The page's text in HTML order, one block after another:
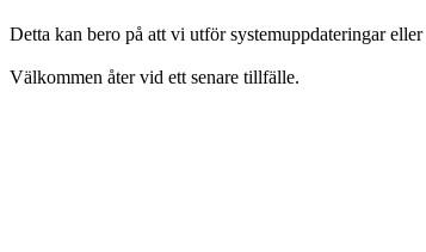
Detta kan bero på att vi utför systemuppdateringar
Välkommen åter vid ett senare tillfälle.